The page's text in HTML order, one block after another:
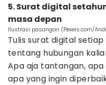
5. Surat digital
masa depan
Ilustrasi pasangan (Pexels.com/
Tulis surat digital
tentang hubungan
Apa aja tantangan, apa
apa yang ingin